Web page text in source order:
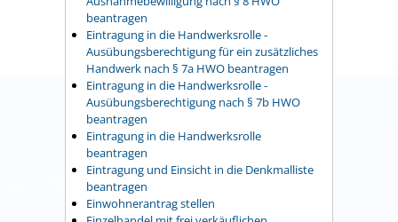
beantragen
Eintragung in die Handwerksrolle -
Ausübungsberechtigung für ein zusätzliches
Handwerk nach § 7a HWO beantragen
Eintragung in die Handwerksrolle -
Ausübungsberechtigung nach § 7b HWO
beantragen
Eintragung in die Handwerksrolle
beantragen
Eintragung und Einsicht in die Denkmalliste
beantragen
Einwohnerantrag stellen